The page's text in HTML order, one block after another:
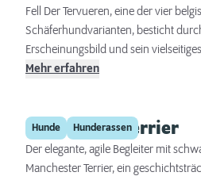
Fell Der Tervueren, eine der vier
Schäferhundvarianten, besticht
Erscheinungsbild und sein
Arbeitsbereichen. Diese Rasse ist
Familienbegleiter als auch ein
Diensthund sein.
Mehr erfahren
Hunde Hunderassen
Manchester Terrier
Der elegante, agile Begleiter mit
Manchester Terrier, ein